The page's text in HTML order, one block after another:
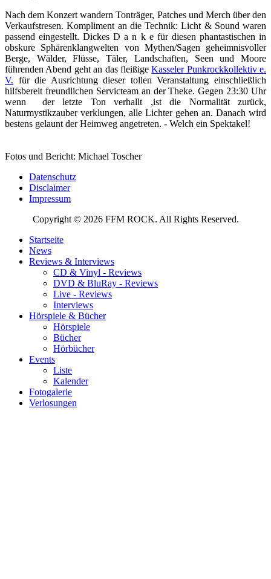
Nach dem Konzert wandern Tonträger, Patches und Merch über den
Verkaufstresen. Kompliment an die Technik: Licht & Sound waren
passend eingestellt. Dickes D a n k e für diesen phantastischen in
obskure Sphärenklangwelten von Mythen/Sagen geheimnisvoller
Berge, Wälder, Flüsse, Täler, Landschaften, Seen und Moore
führenden Abend geht an das fleißigeKasseler Punkrockkollektiv e.
V. für die Ausrichtung dieser tollen Veranstaltung einschließlich
hilfsbereit freundlichen Servicteam an der Theke. Gegen 23:30 Uhr
wenn der letzte Ton verhallt ,ist die Normalität zurück,
Naturmystikzauber verklungen, alle Lichter gehen an. Danach wird
bestens gelaunt der Heimweg angetreten. - Welch ein Spektakel!
Fotos und Bericht: Michael Toscher
Datenschutz
Disclaimer
Impressum
Copyright © 2026 FFM ROCK. All Rights Reserved.
Startseite
News
Reviews & Interviews
CD & Vinyl - Reviews
DVD & BluRay - Reviews
Live - Reviews
Interviews
Hörspiele & Bücher
Hörspiele
Bücher
Hörbücher
Events
Liste
Kalender
Fotogalerie
Verlosungen